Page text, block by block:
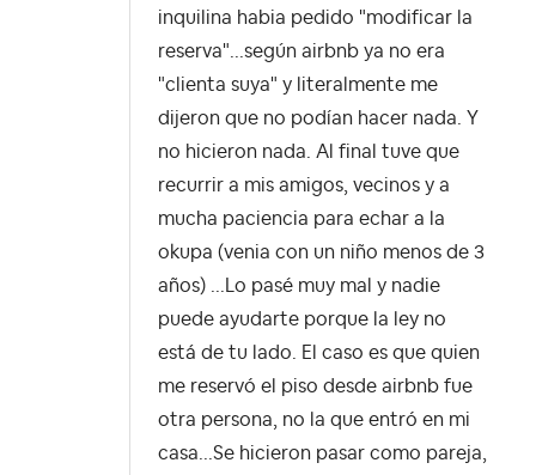
inquilina habia pedido "modificar la
reserva"...según airbnb ya no era
"clienta suya" y literalmente me
dijeron que no podían hacer nada. Y
no hicieron nada. Al final tuve que
recurrir a mis amigos, vecinos y a
mucha paciencia para echar a la
okupa (venia con un niño menos de 3
años) ...Lo pasé muy mal y nadie
puede ayudarte porque la ley no
está de tu lado. El caso es que quien
me reservó el piso desde airbnb fue
otra persona, no la que entró en mi
casa...Se hicieron pasar como pareja,